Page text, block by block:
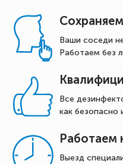
Ваши соседи
Работаем без
Все
как безопасно
Работаем
Выезд